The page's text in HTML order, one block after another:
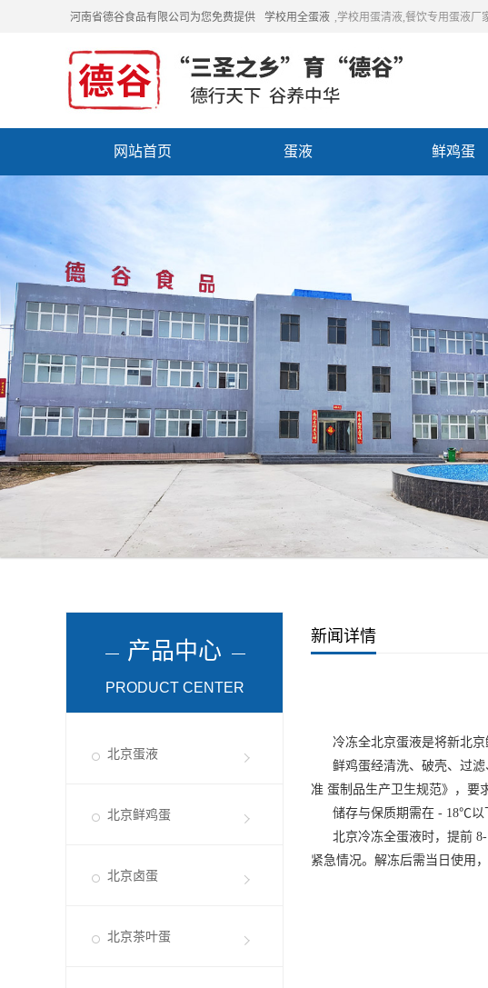
河南省德谷食品有限公司为您免费提供 学校用全蛋液 ,学校用蛋清液,餐饮专用蛋液厂
网站首页 蛋液 鲜鸡蛋
产品中心
PRODUCT CENTER
北京蛋液
北京鲜鸡蛋
北京卤蛋
北京茶叶蛋
新闻详情
冷冻全北京蛋液是将新北京
鲜鸡蛋经清洗、破壳、过滤
准 蛋制品生产卫生规范》，要
储存与保质期需在 - 18℃以下
北京冷冻全蛋液时，提前
紧急情况。解冻后需当日使用